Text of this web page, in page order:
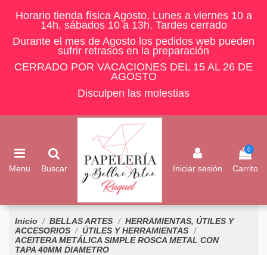
Horario tienda física Agosto, Lunes a viernes 10 a
14h, sábados 10 a 13h. Tardes cerrado
Durante el mes de Agosto los pedidos web pueden
sufrir retrasos en la preparación
CERRADO POR VACACIONES DEL 15 AL 26 DE
AGOSTO
Disculpen las molestias
Menu Buscar Iniciar sesión
0
Carrito
Inicio BELLAS ARTES
HERRAMIENTAS, ÚTILES Y
ACCESORIOS
ÚTILES Y HERRAMIENTAS
ACEITERA METÁLICA SIMPLE ROSCA METAL CON
TAPA 40MM DIAMETRO